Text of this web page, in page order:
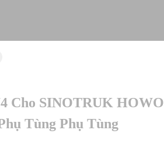
Cho SINOTRUK HOWO
Tùng Phụ Tùng